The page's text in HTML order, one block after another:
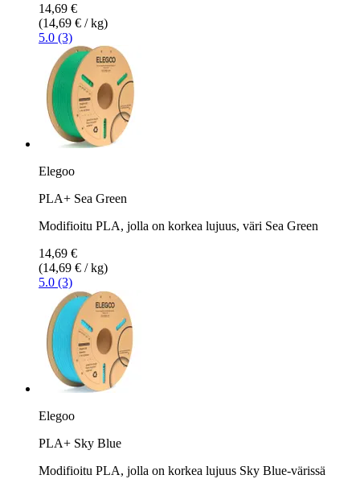
14,69 €
(14,69 € / kg)
5.0 (3)
Elegoo
PLA+ Sea Green
Modifioitu PLA, jolla on korkea lujuus, väri Sea Green
14,69 €
(14,69 € / kg)
5.0 (3)
Elegoo
PLA+ Sky Blue
Modifioitu PLA, jolla on korkea lujuus Sky Blue-värissä